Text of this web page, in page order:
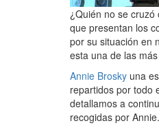
¿Quién no se
que presentan los
por su situación en
esta una de las
Annie Brosky una
repartidos por todo
detallamos a
recogidas por Annie.